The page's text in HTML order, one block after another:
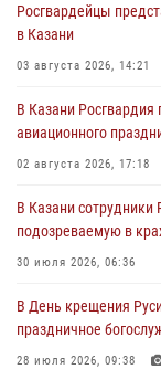
Росгвардейцы
в Казани
03 августа 2026, 14:21
В Казани Росгвардия
авиационного
02 августа 2026, 17:18
В Казани
подозреваемую в
30 июля 2026, 06:36
В День крещения
праздничное
28 июля 2026, 09:38